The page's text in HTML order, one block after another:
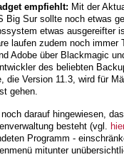
empfiehlt: Mit der
Big Sur sollte noch etwas
etwas ausgereifter
laufen zudem noch immer
Adobe über Blackmagic
des beliebten
die Version 11.3, wird für
gehen.
darauf hingewiesen,
besteht (vgl.
Programm -
mitunter